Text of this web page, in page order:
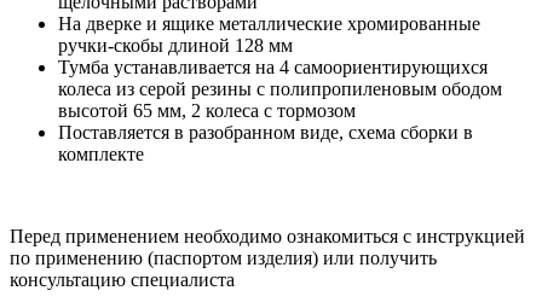
На дверке и ящике металлические хромированные
ручки-скобы длиной 128 мм
Тумба устанавливается на 4 самоориентирующихся
колеса из серой резины с полипропиленовым ободом
высотой 65 мм, 2 колеса с тормозом
Поставляется в разобранном виде, схема сборки в
комплекте
Перед применением необходимо ознакомиться с инструкцией
по применению (паспортом изделия) или получить
консультацию специалиста